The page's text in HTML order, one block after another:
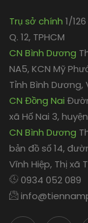
Trụ sở chính 1/
Q. 12, TPHCM
CN Bình Dương
NA5, KCN Mỹ
Tỉnh Bình Dương,
CN Đồng Nai
xã Hố Nai 3,
CN Bình Dương
bản đồ số 14,
Vĩnh Hiệp, Thị xã
0934 052 089